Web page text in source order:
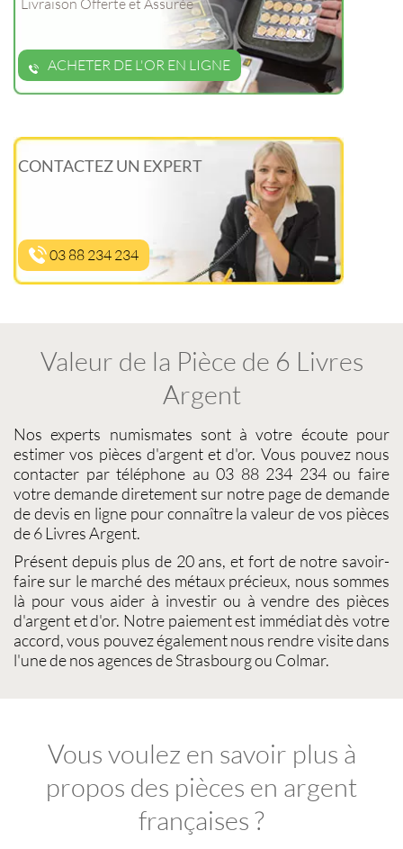
Livraison Offerte et Assurée
ACHETER DE L'OR EN LIGNE
CONTACTEZ UN EXPERT
03 88 234 234
Valeur de la Pièce de 6 Livres
Argent
Nos experts numismates sont à votre écoute pour
estimer vos pièces d'argent et d'or. Vous pouvez nous
contacter par téléphone au 03 88 234 234 ou faire
votre demande diretement sur notre page de demande
de devis en ligne pour connaître lavaleur de vos pièces
de 6 Livres Argent.
Présent depuis plus de 20 ans, et fort de notre savoir-
faire sur le marché des métaux précieux, nous sommes
là pour vous aider à investir ou àvendre des pièces
d'argentet d'or. Notre paiement est immédiat dès votre
accord, vous pouvez également nous rendre visite dans
l'une de nos agences de Strasbourg ou Colmar.
Vous voulez en savoir plus à
propos des pièces en argent
françaises ?